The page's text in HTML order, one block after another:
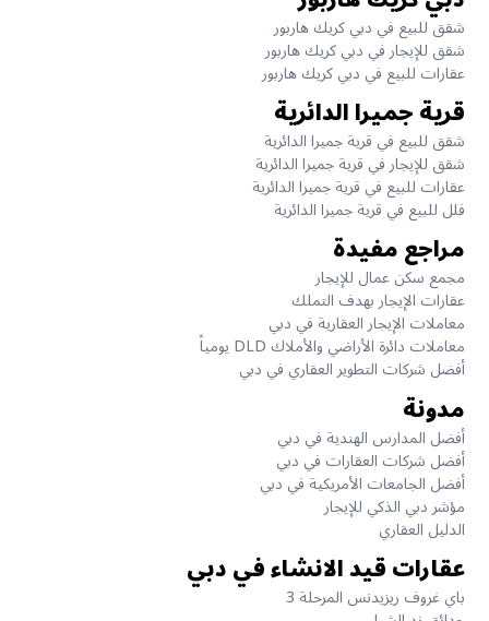
شقق للبيع في دبي كريك هاربور
شقق للإيجار في دبي كريك هاربور
عقارات للبيع في دبي كريك هاربور
قرية جميرا الدائرية
شقق للبيع في قرية جميرا الدائرية
شقق للإيجار في قرية جميرا الدائرية
عقارات للبيع في قرية جميرا الدائرية
فلل للبيع في قرية جميرا الدائرية
مراجع مفيدة
مجمع سكن عمال للإيجار
عقارات الإيجار بهدف التملك
معاملات الإيجار العقارية في دبي
معاملات دائرة الأراضي والأملاك DLD يومياً
أفضل شركات التطوير العقاري في دبي
مدونة
أفضل المدارس الهندية في دبي
أفضل شركات العقارات في دبي
أفضل الجامعات الأمريكية في دبي
مؤشر دبي الذكي للإيجار
الدليل العقاري
عقارات قيد الانشاء في دبي
باي غروف ريزيدنس المرحلة 3